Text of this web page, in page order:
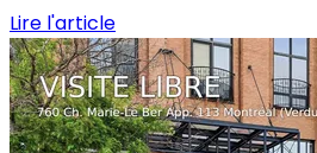
Lire l'article